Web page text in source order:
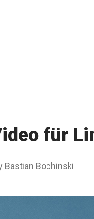
für
Bastian Bochinski